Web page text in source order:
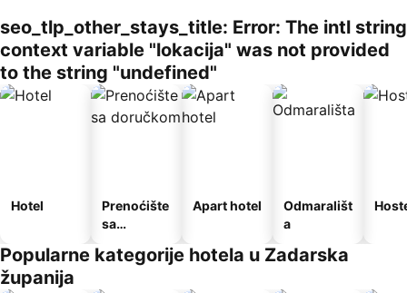
seo_tlp_other_stays_title: Error: The intl string
context variable "lokacija" was not provided
to the string "undefined"
Hotel
Prenoćište
sa
Apart hotel
Odmarališt
a
Popularne kategorije hotela u Zadarska
županija